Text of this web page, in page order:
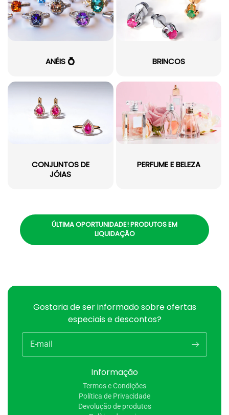
ANÉIS 💍 BRINCOS
CONJUNTOS DE
JÓIAS
PERFUME E BELEZA
ÚLTIMA OPORTUNIDADE! PRODUTOS EM
LIQUIDAÇÃO
Informação
Termos e Condições
Política de Privacidade
Devolução de produtos
Gostaria de ser informado sobre ofertas
especiais e descontos?
E-mail